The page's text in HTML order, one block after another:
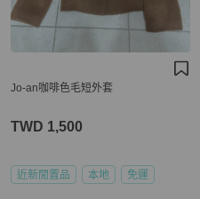
Jo-an咖啡色毛短外套
TWD 1,500
近新閒置品 本地 免運